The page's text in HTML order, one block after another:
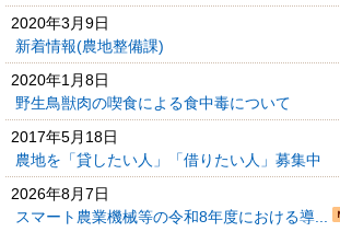
2020年3月9日
新着情報(農地整備課)
2020年1月8日
野生鳥獣肉の喫食による食中毒について
2017年5月18日
農地を「貸したい人」「借りたい人」募集中
2026年8月7日
スマート農業機械等の令和8年度における導...